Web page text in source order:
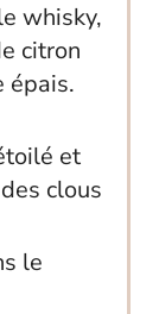
whisky,
citron
épais.
et
clous
le